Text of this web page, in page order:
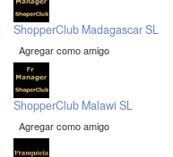
ShopperClub Madagascar SL
Agregar como amigo
ShopperClub Malawi SL
Agregar como amigo